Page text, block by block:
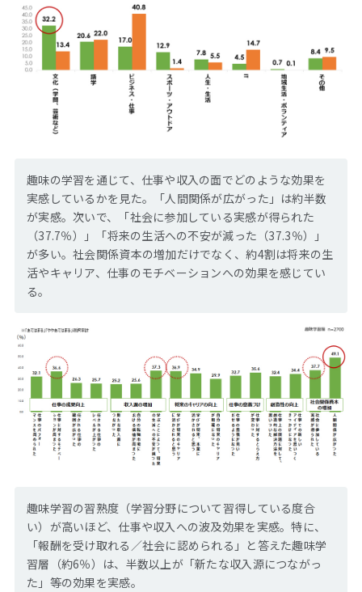
趣味の学習を通じて、仕事や収入の面でどのような効果を
実感しているかを見た。「人間関係が広がった」は約半数
が実感。次いで、「社会に参加している実感が得られた
（37.7％）」「将来の生活への不安が減った（37.3％）」
が多い。社会関係資本の増加だけでなく、約4割は将来の生
活やキャリア、仕事のモチベーションへの効果を感じてい
る。
趣味学習の習熟度（学習分野について習得している度合
い）が高いほど、仕事や収入への波及効果を実感。特に、
「報酬を受け取れる／社会に認められる」と答えた趣味学
習層（約6％）は、半数以上が「新たな収入源につながっ
た」等の効果を実感。